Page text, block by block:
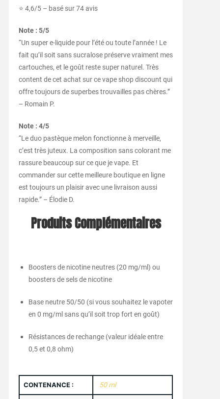
⭐ 4,6/5 – basé sur 74 avis
Note : 5/5
“Un super e-liquide pour l’été ou toute l’année ! Le
fait qu’il soit sans sucralose préserve vraiment mes
cartouches, et le goût reste super naturel. Très
content de cet achat sur ce vape shop discount qui
offre toujours de superbes trouvailles pas chères.”
– Romain P.
Note : 4/5
“Le duo pastèque melon fonctionne à merveille,
c’est très juteux. La composition sans colorant me
rassure beaucoup sur ce que je vape. Et
commander sur cette meilleure boutique en ligne
est toujours un plaisir avec une livraison aussi
rapide.” – Élodie D.
Produits Complémentaires
Boosters de nicotine neutres (20 mg/ml) ou
boosters de sels de nicotine
Base neutre 50/50 (si vous souhaitez le vapoter
en 0 mg/ml sans qu’il soit trop fort en goût)
Résistances de rechange (valeur idéale entre
0,5 et 0,8 ohm)
CONTENANCE : 50 ml